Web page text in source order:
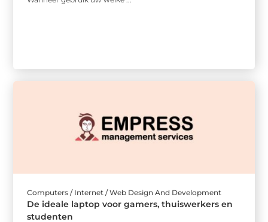
Computers / Internet / Web Design And Development
De ideale laptop voor gamers, thuiswerkers en
studenten